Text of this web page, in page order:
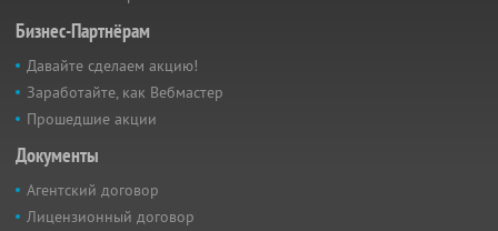
Бизнес-Партнёрам
Давайте сделаем акцию!
Заработайте, как Вебмастер
Прошедшие акции
Документы
Агентский договор
Лицензионный договор